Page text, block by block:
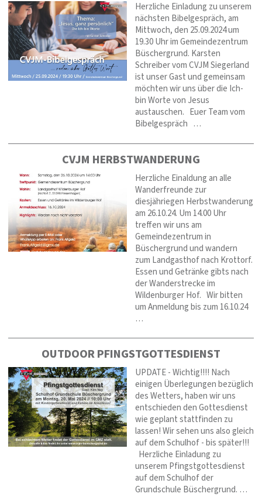
Herzliche Einladung zu unserem
nächsten Bibelgespräch, am
Mittwoch, den 25.09.2024 um
19.30 Uhr im Gemeindezentrum
Büschergrund. Karsten
Schreiber vom CVJM Siegerland
ist unser Gast und gemeinsam
möchten wir uns über die Ich-
bin Worte von Jesus
austauschen. Euer Team vom
Bibelgespräch …
CVJM HERBSTWANDERUNG
Herzliche Einaldung an alle
Wanderfreunde zur
diesjähriegen Herbstwanderung
am 26.10.24. Um 14.00 Uhr
treffen wir uns am
Gemeindezentrum in
Büschergrund und wandern
zum Landgasthof nach Krottorf.
Essen und Getränke gibts nach
der Wanderstrecke im
Wildenburger Hof. Wir bitten
um Anmeldung bis zum 16.10.24
…
OUTDOOR PFINGSTGOTTESDIENST
UPDATE - Wichtig!!!! Nach
einigen Überlegungen bezüglich
des Wetters, haben wir uns
entschieden den Gottesdienst
wie geplant stattfinden zu
lassen! Wir sehen uns also gleich
auf dem Schulhof - bis später!!!
Herzliche Einladung zu
unserem Pfingstgottesdienst
auf dem Schulhof der
Grundschule Büschergrund. …